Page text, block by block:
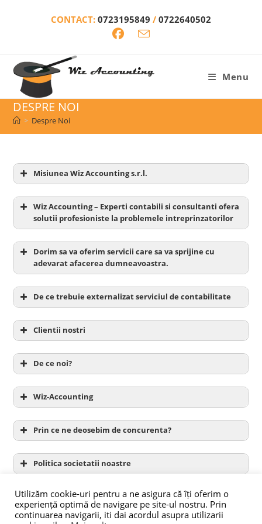
CONTACT: 0723195849 / 0722640502
Menu
DESPRE NOI
> Despre Noi
Misiunea Wiz Accounting s.r.l.
Wiz Accounting – Experti contabili si consultanti ofera
solutii profesioniste la problemele intreprinzatorilor
Dorim sa va oferim servicii care sa va sprijine cu
adevarat afacerea dumneavoastra.
De ce trebuie externalizat serviciul de contabilitate
Clientii nostri
De ce noi?
Wiz-Accounting
Prin ce ne deosebim de concurenta?
Politica societatii noastre
Utilizăm cookie-uri pentru a ne asigura că îți oferim o
experiență optimă de navigare pe site-ul nostru. Prin
continuarea navigarii, iti dai acordul asupra utilizarii